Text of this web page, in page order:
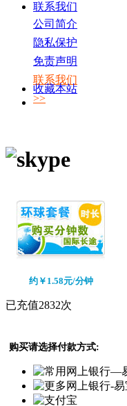
联系我们
公司简介
隐私保护
免责声明
联系我们
>>
收藏本站
约￥1.58元/分钟
已充值2832次
购买请选择付款方式: